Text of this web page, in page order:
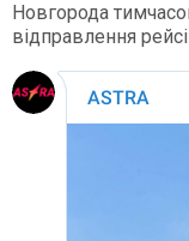
Новгорода
відправлення